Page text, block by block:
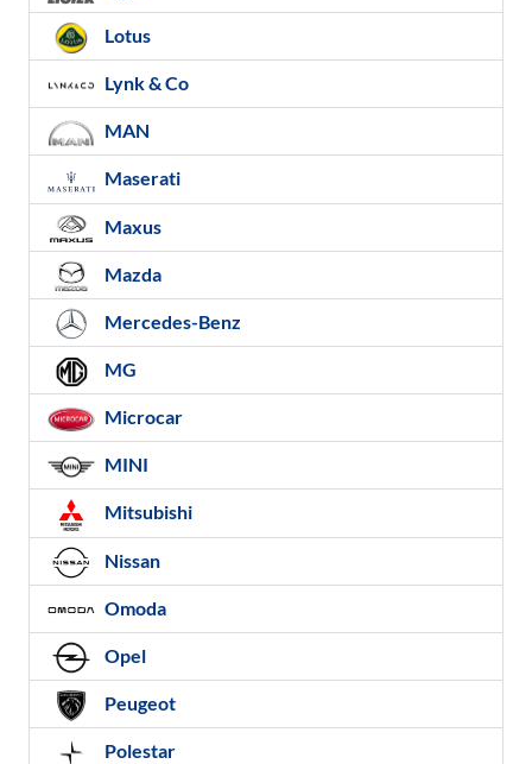
Lotus
Lynk & Co
MAN
Maserati
Maxus
Mazda
Mercedes-Benz
MG
Microcar
MINI
Mitsubishi
Nissan
Omoda
Opel
Peugeot
Polestar